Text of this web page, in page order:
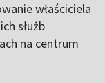
właściciela
służb
na centrum